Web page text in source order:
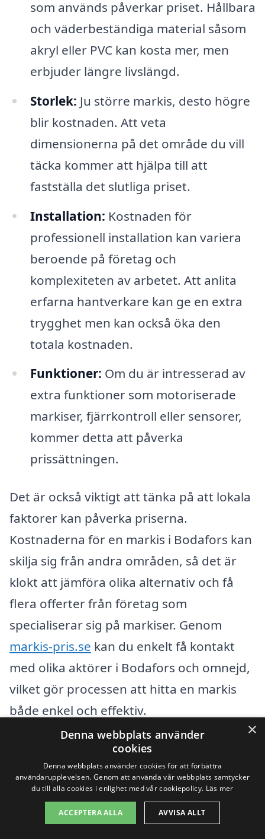
som används påverkar priset. Hållbara
och väderbeständiga material såsom
akryl eller PVC kan kosta mer, men
erbjuder längre livslängd.
Storlek: Ju större markis, desto högre
blir kostnaden. Att veta
dimensionerna på det område du vill
täcka kommer att hjälpa till att
fastställa det slutliga priset.
Installation: Kostnaden för
professionell installation kan variera
beroende på företag och
komplexiteten av arbetet. Att anlita
erfarna hantverkare kan ge en extra
trygghet men kan också öka den
totala kostnaden.
Funktioner: Om du är intresserad av
extra funktioner som motoriserade
markiser, fjärrkontroll eller sensorer,
kommer detta att påverka
prissättningen.
Det är också viktigt att tänka på att lokala
faktorer kan påverka priserna.
Kostnaderna för en markis i Bodafors kan
skilja sig från andra områden, så det är
klokt att jämföra olika alternativ och få
flera offerter från företag som
specialiserar sig på markiser. Genom
markis-pris.se kan du enkelt få kontakt
med olika aktörer i Bodafors och omnejd,
vilket gör processen att hitta en markis
både enkel och effektiv.
Att samla in dessa informationspunkter
och jämföra dem hjälper dig att förstå
kostnadsstrukturen bakom en markis i
Bodafors. Med rätt information kan du
×
Denna webbplats använder
cookies
Denna webbplats använder cookies för att förbättra
användarupplevelsen. Genom att använda vår webbplats samtycker
du till alla cookies i enlighet med vår cookiepolicy. Läs mer
ACCEPTERA ALLA AVVISA ALLT